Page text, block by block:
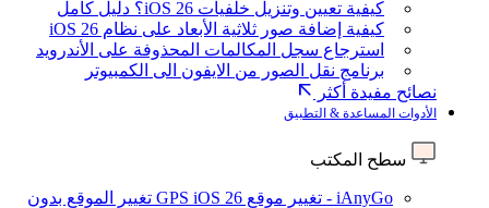
كيفية تعيين وتنزيل خلفيات iOS 26؟ دليل كامل
كيفية إضافة صور ثلاثية الأبعاد على نظام iOS 26
استرجاع سجل المكالمات المحذوفة على الأندرويد
برنامج نقل الصور من الايفون الى الكمبيوتر
نصائح مفيدة أكثر
الأدوات المساعدة & التطبيق
سطح المكتب
iAnyGo - تغيير موقع GPS iOS 26
تغيير الموقع بدون